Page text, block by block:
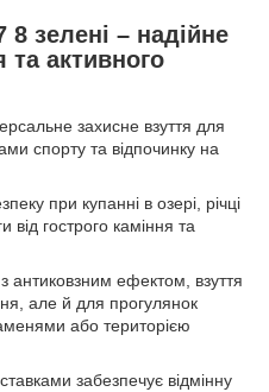
зелені – надійне
та активного
захисне взуття для
спорту та відпочинку на
при купанні в озері, річці
від гострого каміння та
антиковзним ефектом, взуття
але й для прогулянок
або територією
забезпечує відмінну